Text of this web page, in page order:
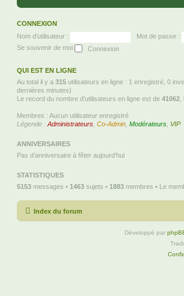
CONNEXION
Nom d’utilisateur :
Mot de passe :
Se souvenir de moi
QUI EST EN LIGNE
Au total il y a 315 utilisateurs en ligne : 1 enregistré, 0
dernières minutes)
Le record du nombre d’utilisateurs en ligne est de 41062
Membres : Aucun utilisateur enregistré
Légende : Administrateurs Co-Admin Modérateurs VIP
ANNIVERSAIRES
Pas d’anniversaire à fêter aujourd’hui
STATISTIQUES
5153 messages • 1463 sujets • 1883 membres • Le
Index du forum
Développé par